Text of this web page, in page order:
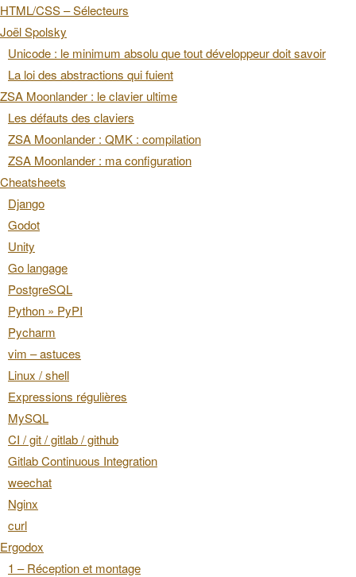
HTML/CSS – Sélecteurs
Joël Spolsky
Unicode : le minimum absolu que tout développeur doit savoir
La loi des abstractions qui fuient
ZSA Moonlander : le clavier ultime
Les défauts des claviers
ZSA Moonlander : QMK : compilation
ZSA Moonlander : ma configuration
Cheatsheets
Django
Godot
Unity
Go langage
PostgreSQL
Python » PyPI
Pycharm
vim – astuces
Linux / shell
Expressions régulières
MySQL
CI / git / gitlab / github
Gitlab Continuous Integration
weechat
Nginx
curl
Ergodox
1 – Réception et montage